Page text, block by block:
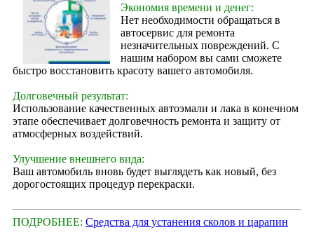
Экономия времени и денег:
Нет необходимости обращаться в
автосервис для ремонта
незначительных повреждений. С
нашим набором вы сами сможете
быстро восстановить красоту вашего автомобиля.
Долговечный результат:
Использование качественных автоэмали и лака в конечном
этапе обеспечивает долговечность ремонта и защиту от
атмосферных воздействий.
Улучшение внешнего вида:
Ваш автомобиль вновь будет выглядеть как новый, без
дорогостоящих процедур перекраски.
ПОДРОБНЕЕ: Средства для устанения сколов и царапин